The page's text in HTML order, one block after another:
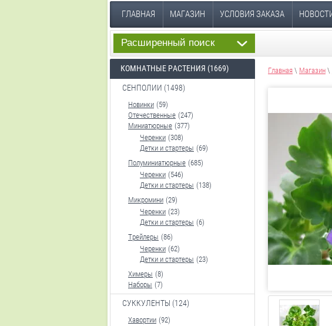
ГЛАВНАЯ МАГАЗИН УСЛОВИЯ ЗАКАЗА
Расширенный поиск
КОМНАТНЫЕ РАСТЕНИЯ (1669)
СЕНПОЛИИ (1498)
Новинки (59)
Отечественные (247)
Миниатюрные (377)
Черенки (308)
Детки и стартеры (69)
Полуминиатюрные (685)
Черенки (546)
Детки и стартеры (138)
Микромини (29)
Черенки (23)
Детки и стартеры (6)
Трейлеры (86)
Черенки (62)
Детки и стартеры (23)
Химеры (8)
Наборы (7)
СУККУЛЕНТЫ (124)
Хавортии (92)
Главная \ Магазин \